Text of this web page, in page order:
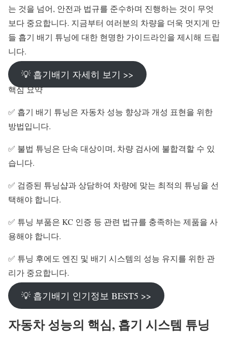
는 것을 넘어, 안전과 법규를 준수하며 진행하는 것이 무엇
보다 중요합니다. 지금부터 여러분의 차량을 더욱 멋지게 만
들 흡기 배기 튜닝에 대한 현명한 가이드라인을 제시해 드립
니다.
💡 흡기배기 자세히 보기 >>
핵심 요약
✅ 흡기 배기 튜닝은 자동차 성능 향상과 개성 표현을 위한
방법입니다.
✅ 불법 튜닝은 단속 대상이며, 차량 검사에 불합격할 수 있
습니다.
✅ 검증된 튜닝샵과 상담하여 차량에 맞는 최적의 튜닝을 선
택해야 합니다.
✅ 튜닝 부품은 KC 인증 등 관련 법규를 충족하는 제품을 사
용해야 합니다.
✅ 튜닝 후에도 엔진 및 배기 시스템의 성능 유지를 위한 관
리가 중요합니다.
💡 흡기배기 인기정보 BEST5 >>
자동차 성능의 핵심, 흡기 시스템 튜닝